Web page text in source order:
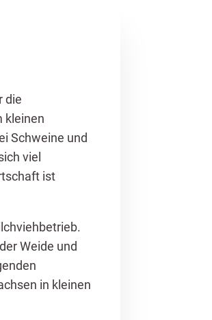
die
kleinen
Schweine und
viel
ist
Weide und
in kleinen